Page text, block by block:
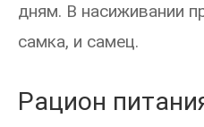
дням. В насиживании
самка, и самец.
Рацион